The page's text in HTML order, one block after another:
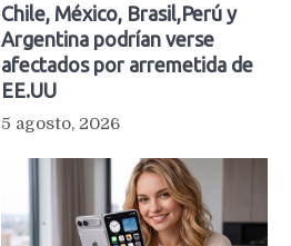
Chile, México, Brasil,Perú y
Argentina podrían verse
afectados por arremetida de
EE.UU
5 agosto, 2026